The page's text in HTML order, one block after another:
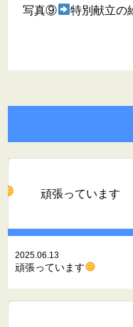
写真⑨
特別献立の
頑張っています
2025.06.13
頑張っています